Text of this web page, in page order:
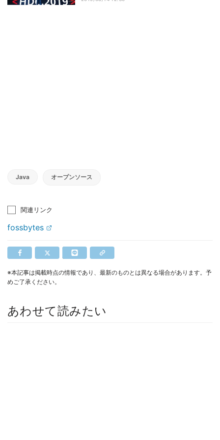
Java オープンソース
関連リンク
fossbytes
※本記事は掲載時点の情報であり、最新のものとは異なる場合があります。予
めご了承ください。
あわせて読みたい